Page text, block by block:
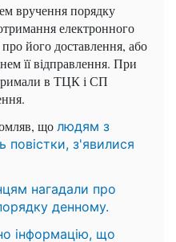
​​вручення порядку
електронного
його доставлення, або
​​її відправлення. При
в ТЦК і СП
що людям з
повістки, з'явилися
нагадали про
денному.
інформацію, що